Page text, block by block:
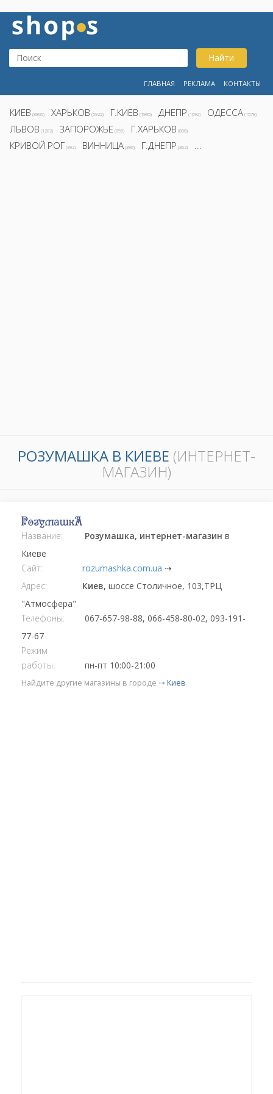
Найти
ГЛАВНАЯ РЕКЛАМА КОНТАКТЫ
КИЕВ (8800) ХАРЬКОВ (5922) Г.КИЕВ (1995) ДНЕПР (1692) ОДЕССА (1578)
ЛЬВОВ (1282) ЗАПОРОЖЬЕ (855) Г.ХАРЬКОВ (808)
КРИВОЙ РОГ (392) ВИННИЦА (390) Г.ДНЕПР (362) ...
РОЗУМАШКА В КИЕВЕ (ИНТЕРНЕТ-
МАГАЗИН)
Название: Розумашка, интернет-магазин в
Киеве
Сайт:
rozumashka.com.ua ⇢
Адрес:
Киев, шоссе Столичное, 103,ТРЦ
"Атмосфера"
Телефоны:
067-657-98-88, 066-458-80-02, 093-191-
77-67
Режим
работы:
пн-пт 10:00-21:00
Найдите другие магазины в городе ⇢ Киев